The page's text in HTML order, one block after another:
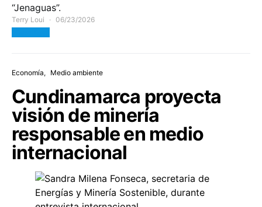
“Jenaguas”.
Terry Loui 06/23/2026
Economía Medio ambiente
Cundinamarca proyecta
visión de minería
responsable en medio
internacional